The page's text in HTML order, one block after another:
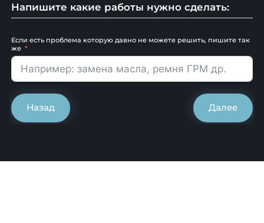
Напишите какие работы нужно сделать:
Если есть проблема которую давно не можете решить, пишите так
же
Назад Далее